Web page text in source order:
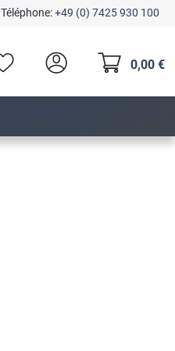
Téléphone:+49 (0) 7425 930 100
0,00 €